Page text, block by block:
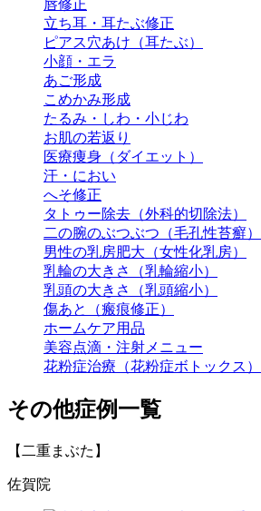
唇修正
立ち耳・耳たぶ修正
ピアス穴あけ（耳たぶ）
小顔・エラ
あご形成
こめかみ形成
たるみ・しわ・小じわ
お肌の若返り
医療痩身（ダイエット）
汗・におい
へそ修正
タトゥー除去（外科的切除法）
二の腕のぶつぶつ（毛孔性苔癬）
男性の乳房肥大（女性化乳房）
乳輪の大きさ（乳輪縮小）
乳頭の大きさ（乳頭縮小）
傷あと（瘢痕修正）
ホームケア用品
美容点滴・注射メニュー
花粉症治療（花粉症ボトックス）
その他症例一覧
【二重まぶた】
佐賀院